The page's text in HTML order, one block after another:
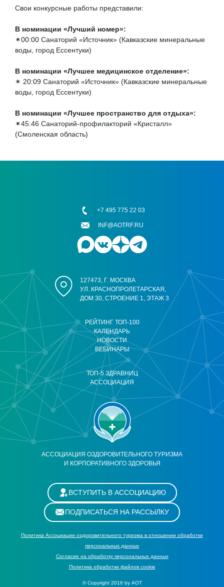
Свои конкурсные работы представили:
В номинации «Лучший номер»:
✶00:00 Санаторий «Источник» (Кавказские минеральные
воды, город Ессентуки)
В номинации «Лучшее медицинское отделение»:
✶ 20:09 Санаторий «Источник» (Кавказские минеральные
воды, город Ессентуки)
В номинации «Лучшее пространство для отдыха»:
✶45:46 Санаторий-профилакторий «Кристалл»
(Смоленская область)
АССОЦИАЦИЯ ОЗДОРОВИТЕЛЬНОГО ТУРИЗМА
И КОРПОРАТИВНОГО ЗДОРОВЬЯ
РЕЙТИНГ ТОП-100
КАЛЕНДАРЬ
НОВОСТИ
ВЕБИНАРЫ
ТОП-5 ЗДРАВНИЦ
АССОЦИАЦИЯ
127473, Г. МОСКВА
УЛ. КРАСНОПРОЛЕТАРСКАЯ,
ДОМ 30, СТРОЕНИЕ 1, ЭТАЖ 3
+7 495 775 22 03
INF@AOTRF.RU
ВСТУПИТЬ В АССОЦИАЦИЮ
ПОДПИСАТЬСЯ НА РАССЫЛКУ
Политика Ассоциации оздоровительного туризма в отношении обработки
персональных данных
Cогласие на обработку персональных данных
Политика обработки файлов cookie
© Copyright 2016 by АОТ